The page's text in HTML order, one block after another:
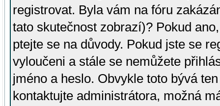
registrovat. Byla vám na fóru
tato skutečnost zobrazí)? Pokud
ptejte se na důvody. Pokud jste se
vyloučeni a stále se nemůžete
jméno a heslo. Obvykle toto bývá
kontaktujte administrátora, možná